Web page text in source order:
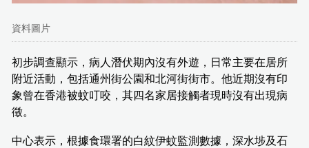
資料圖片
初步調查顯示，病人潛伏期內沒有外遊，日常主要在居所
附近活動，包括通州街公園和北河街街市。他近期沒有印
象曾在香港被蚊叮咬，其四名家居接觸者現時沒有出現病
徵。
中心表示，根據食環署的白紋伊蚊監測數據，深水埗及石